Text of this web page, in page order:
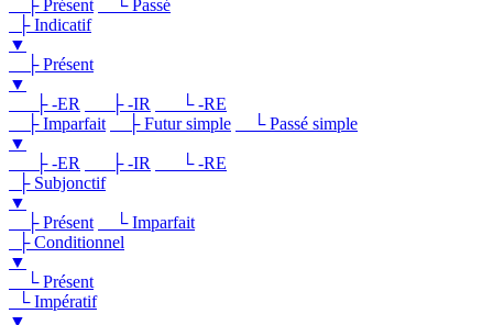
├ Présent
└ Passé
├ Indicatif
▼
├ Présent
▼
├ -ER
├ -IR
└ -RE
├ Imparfait
├ Futur simple
└ Passé simple
▼
├ -ER
├ -IR
└ -RE
├ Subjonctif
▼
├ Présent
└ Imparfait
├ Conditionnel
▼
└ Présent
└ Impératif